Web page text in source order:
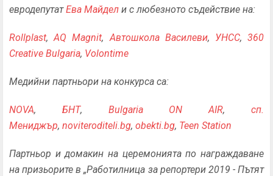
евродепутатЕва Майдел и с любезното съдействие на:
Rollplast,AQ Magnit,Автошкола Василеви, УНСС,360
Creative Bulgaria, Volontime
Медийни партньори на конкурса са:
NOVA, БНТ, Bulgaria ON AIR,сп.
Мениджър, noviteroditeli.bg, obekti.bg, Teen Station
Партньор и домакин на церемонията по награждаване
на призьорите в „Работилница за репортери 2019 - Пътят